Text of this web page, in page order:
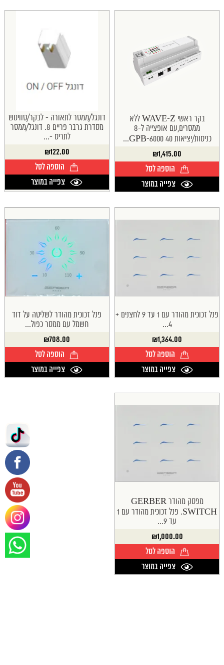
בקר ראשי WAVE-Z ללא
ממסרים,עם אופצייה ל-8
כניסות/יציאות 40 6000-GPB...
₪1,415.00
הוספה לסל
צפייה במוצר
דונגל/ממסר לתאורה - לבקר/סוויטש
מסדרת גרבר פריים 8. דונגל/ממסר
לתריס -...
₪122.00
הוספה לסל
צפייה במוצר
פנל זכוכית מהודר עם 1 עד 9 לחצנים +
4...
₪1,364.00
הוספה לסל
צפייה במוצר
פנל זכוכית מהודר לשליטה על דוד
חשמל עם ממסר כפול...
₪708.00
הוספה לסל
צפייה במוצר
מפסק מהודר GERBER
SWITCH. פנל זכוכית מהודר עם 1
עד 9...
₪1,000.00
הוספה לסל
צפייה במוצר